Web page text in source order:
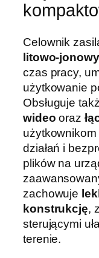
Celownik
litowo-
czas pracy,
użytkowanie
Obsługuje
wideo oraz
działań i
plików na
zachowuje
konstrukcję,
sterującymi
terenie.